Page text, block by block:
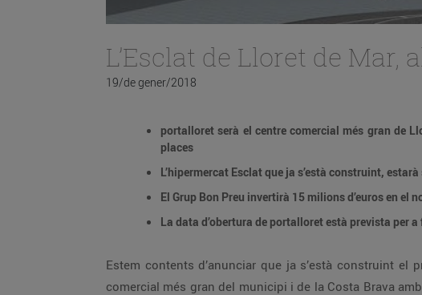
L’Esclat de Lloret de
19/de gener/2018
portalloret serà el centre comercial més gran de
places
L’hipermercat Esclat que ja s’està construint,
El Grup Bon Preu invertirà 15 milions d’euros en
La data d’obertura de portalloret està prevista per
Estem contents d’anunciar que ja s’està construint el
comercial més gran del municipi i de la Costa Brava